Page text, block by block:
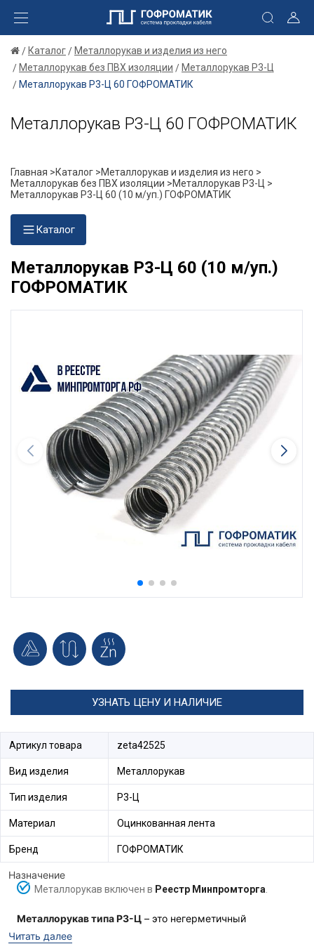
Каталог
Металлорукав и изделия из него
Металлорукав без ПВХ изоляции
Металлорукав Р3-Ц
Металлорукав Р3-Ц 60 ГОФРОМАТИК
Металлорукав Р3-Ц 60 ГОФРОМАТИК
Главная >Каталог >Металлорукав и изделия из него >
Металлорукав без ПВХ изоляции >Металлорукав Р3-Ц >
Металлорукав Р3-Ц 60 (10 м/уп.) ГОФРОМАТИК
Каталог
Металлорукав Р3-Ц 60 (10 м/уп.)
ГОФРОМАТИК
УЗНАТЬ ЦЕНУ И НАЛИЧИЕ
Артикул товара zeta42525
Вид изделия Металлорукав
Тип изделия Р3-Ц
Материал Оцинкованная лента
Бренд ГОФРОМАТИК
Назначение
Металлорукав включен в Реестр Минпромторга
Металлорукав типа Р3-Ц – это негерметичный
металлорукав, изготовленный из металлической
Читать далее